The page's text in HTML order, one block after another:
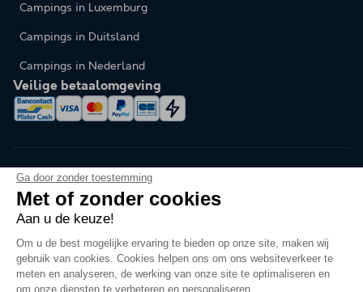
Ga door zonder toestemming
Met of zonder cookies
Aan u de keuze!
Om u de best mogelijke ervaring te bieden op onze site, maken wij
gebruik van cookies. Cookies helpen ons om ons websiteverkeer te
meten en analyseren, de werking van onze site te optimaliseren en
om onze diensten te verbeteren en personaliseren.
Campings in Luxemburg
Campings in Duitsland
Campings in Nederland
Veilige betaalomgeving